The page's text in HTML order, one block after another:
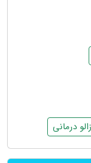
درمانی